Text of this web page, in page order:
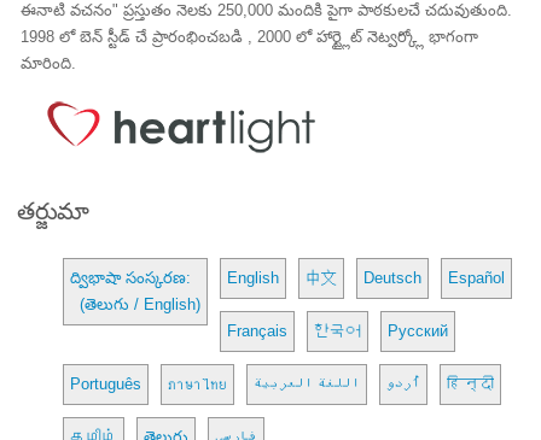
ఈనాటి వచనం" ప్రస్తుతం నెలకు 250,000 మందికి పైగా పాఠకులచే చదువుతుంది.
1998 లో బెన్ స్టీడ్ చే ప్రారంభించబడి , 2000 లో హార్ట్లైట్ నెట్వర్క్లో భాగంగా
మారింది.
తర్జుమా
ద్విభాషా సంస్కరణ:
(తెలుగు / English)
English 中文 Deutsch Español
Français 한국어 Русский
Português ภาษาไทย اللغة العربية اُردو हिन्दी